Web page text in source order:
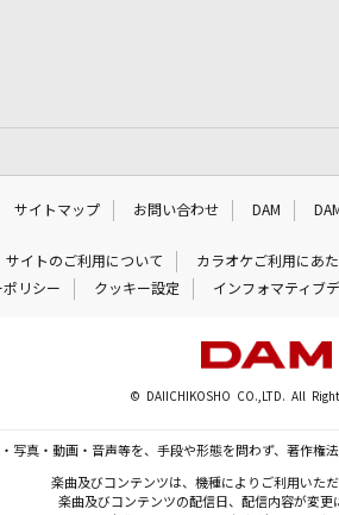
サイトマップ お問い合わせ DAM
サイトのご利用について カラオケご利用にあ
リシー
クッキー設定 インフォマティブ
© DAIICHIKOSHO CO.,LTD. All
写真・動画・音声等を、手段や形態を問わず、著作権
楽曲及びコンテンツは、機種によりご利用いただ
楽曲及びコンテンツの配信日、配信内容が変更